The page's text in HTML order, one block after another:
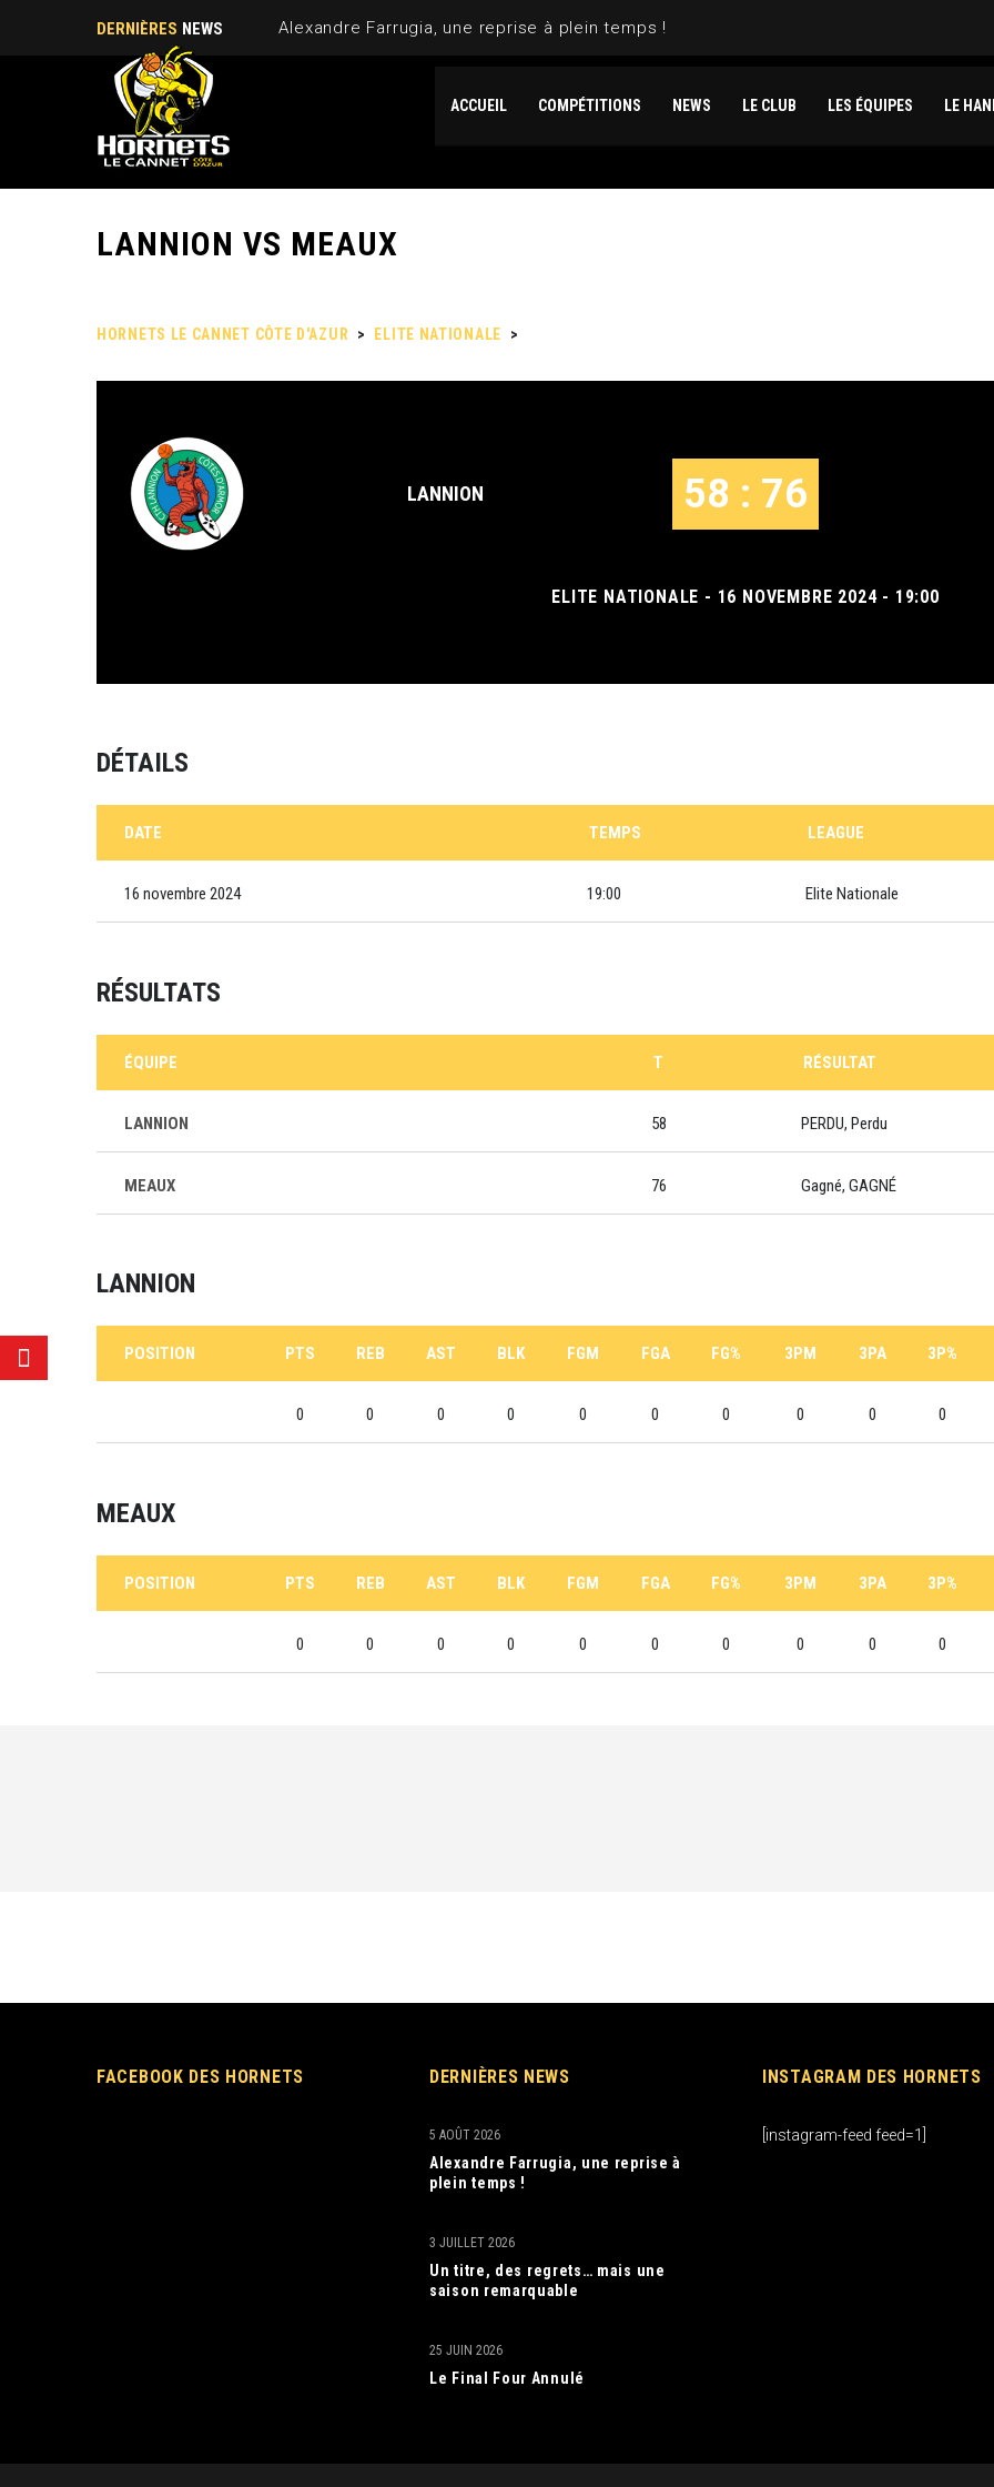
DERNIÈRES NEWS Alexandre Farrugia, une reprise à plein temps !
ACCUEIL COMPÉTITIONS NEWS LE CLUB LES ÉQUIPES LE
LANNION VS MEAUX
HORNETS LE CANNET CÔTE D'AZUR > ELITE NATIONALE >
LANNION 58 : 76
ELITE NATIONALE - 16 NOVEMBRE 2024 - 19:00
DÉTAILS
DATE TEMPS LEAGUE
16 novembre 2024 19:00 Elite Nationale
RÉSULTATS
ÉQUIPE T RÉSULTAT
LANNION 58 PERDU, Perdu
MEAUX 76 Gagné, GAGNÉ
LANNION
POSITION PTS REB AST BLK FGM FGA FG% 3PM 3PA 3P%
0 0 0 0 0 0 0 0 0 0
MEAUX
POSITION PTS REB AST BLK FGM FGA FG% 3PM 3PA 3P%
0 0 0 0 0 0 0 0 0 0
FACEBOOK DES HORNETS DERNIÈRES NEWS
Alexandre Farrugia, une reprise à
plein temps !
5 AOÛT 2026
Un titre, des regrets… mais une
saison remarquable
3 JUILLET 2026
Le Final Four Annulé
25 JUIN 2026
INSTAGRAM DES HORNETS
[instagram-feed feed=1]